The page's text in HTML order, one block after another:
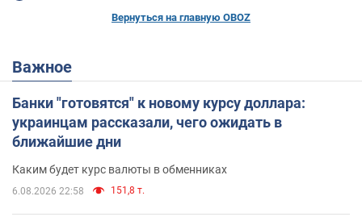
Вернуться на главную OBOZ
Важное
Банки "готовятся" к новому курсу доллара:
украинцам рассказали, чего ожидать в
ближайшие дни
Каким будет курс валюты в обменниках
6.08.2026 22:58 151,8 т.